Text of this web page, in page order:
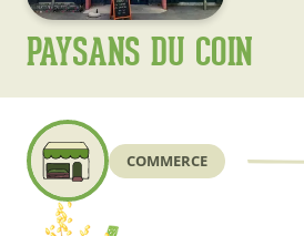
PAYSANS DU COIN
COMMERCE